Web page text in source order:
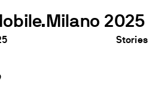
2025
Stories